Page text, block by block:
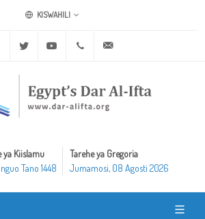
KISWAHILI
Facebook Twitter Youtube +20 2 25970400
ya Kiislamu
Tano 1448
Tarehe ya Gregoria
Jumamosi, 08 Agosti 2026